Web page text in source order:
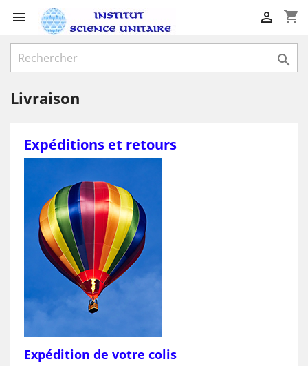
 shopping_cart


Livraison
Expéditions et retours
Expédition de votre colis